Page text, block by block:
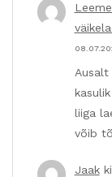
liiga
võib
Jaak